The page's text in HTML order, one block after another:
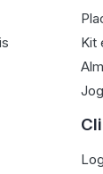
Kit